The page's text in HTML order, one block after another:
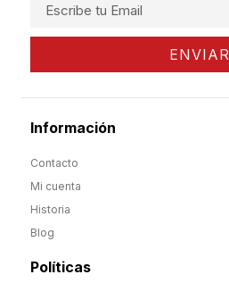
ENVIAR
Información
Contacto
Mi cuenta
Historia
Blog
Políticas